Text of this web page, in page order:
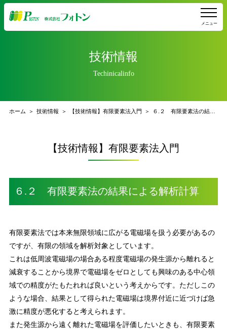
メニュー
技術情報
Techinicalinfo
ホーム 技術情報 【技術情報】有限要素法入門 ６.２ 有限要素法の結果による解析計算
【技術情報】有限要素法入門
６.２ 有限要素法の結果による解析計算
有限要素法では本来無限領域に広がる電磁場を扱う必要があるの
ですが、有限の領域を解析対象としています。
これは低周波電磁場の場合ある程度電磁場の発生源から離れると
減衰することから境界で電磁場をゼロとしても興味のある中心領
域での精度がたもたれれば良いという考えからです。ただしこの
ような場合、結果として得られた電磁場は境界付近に近づけば急
激に精度が悪化すると考えられます。
また発生源から遠く離れた電磁場を評価したいときも、有限要素